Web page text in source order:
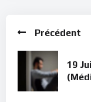
Précédent
19